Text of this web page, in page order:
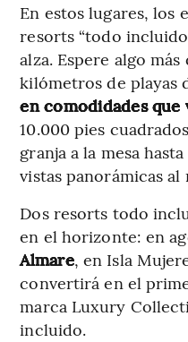
En estos lugares, los
resorts “todo
alza. Espere algo
kilómetros de playas
en comodidades que
10.000 pies
granja a la mesa
vistas panorámicas al
Dos resorts todo
en el horizonte: en
Almare, en Isla
convertirá en el
marca Luxury
incluido.